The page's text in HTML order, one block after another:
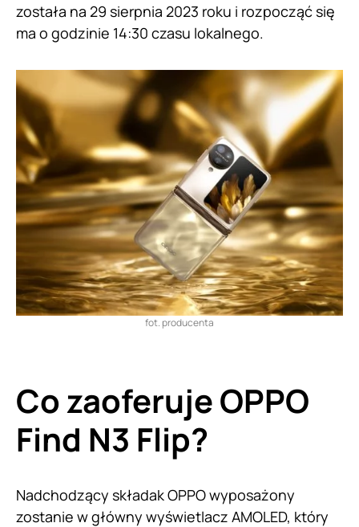
została na 29 sierpnia 2023 roku i rozpocząć się
ma o godzinie 14:30 czasu lokalnego.
fot. producenta
Co zaoferuje OPPO
Find N3 Flip?
Nadchodzący składak OPPO wyposażony
zostanie w główny wyświetlacz AMOLED, który